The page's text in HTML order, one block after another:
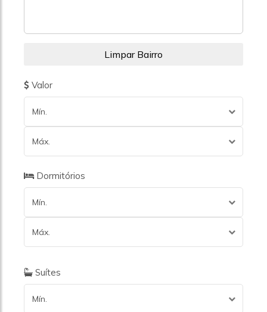
Valor
Mín.
Máx.
Dormitórios
Mín.
Máx.
Suítes
Mín.